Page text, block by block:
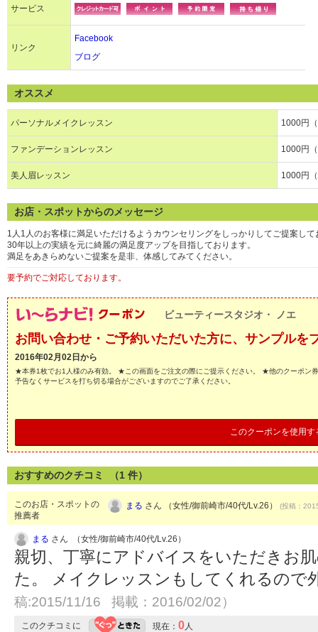
サービス
リンク
Facebook
ブログ
オススメ
パーソナルメイクレッスン 1000円
ファンデーションレッスン 1000円
美人眉レッスン 1000円
お店・スポットからのメッセージ
1人1人のお客様に満足いただけるようカウンセリングをしっかりしてご提案して
30年以上の実績を元に綺麗の満足度アップを目指しております。
満足をあきらめないご提案を是非、体感してみてください。
要予約でご対応しております。
ビューティースタジオ・ ノエ
お問い合わせ・ご予約いただいた方に、サンプルを
2016年02月02日から
★本券1枚でお1人様のみ有効。 ★この画面をご注文の際にご提示ください。 ★他のクーポン
予告なくサービスを打ち切る場合がございますのでご了承ください。
このクーポンを使用す
おすすめのクチコミ （1 件）
このお店・スポットの
推薦者
まる さん （女性/御前崎市/40代/Lv.26） (投稿：
まる さん （女性/御前崎市/40代/Lv.26）
親切、丁寧にアドバイスをいただきお
た。 メイクレッスンもしてくれるので
稿:2015/11/16 掲載：2016/02/02）
このクチコミに 現在： 0人